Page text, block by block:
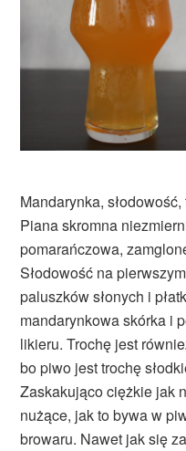
Mandarynka,
Piana skromna
pomarańczowa,
Słodowość na
paluszków słonych i
mandarynkowa skórka i
likieru. Trochę jest
bo piwo jest trochę
Zaskakująco ciężkie jak
nużące, jak to bywa w
browaru. Nawet jak się